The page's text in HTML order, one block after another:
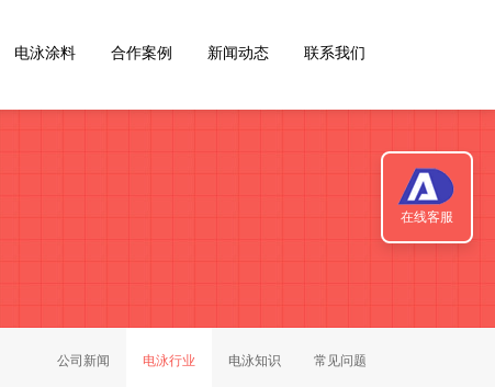
电泳涂料 合作案例 新闻动态 联系我们
公司新闻 电泳行业 电泳知识 常见问题
在线客服